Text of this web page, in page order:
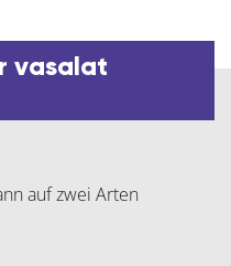
vasalat
auf zwei Arten